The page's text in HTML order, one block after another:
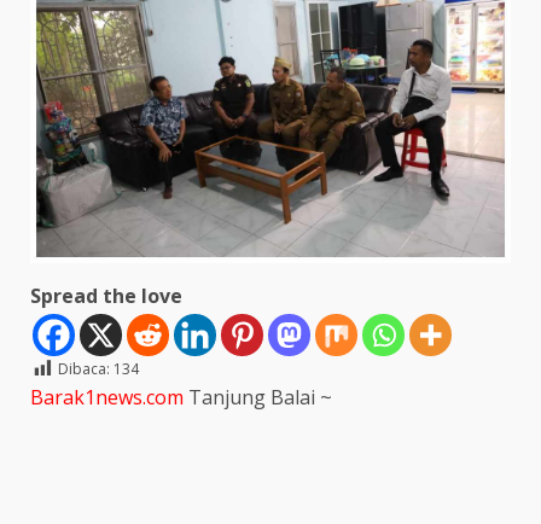
Spread the love
Dibaca: 134
Barak1news.com Tanjung Balai ~